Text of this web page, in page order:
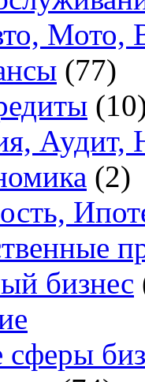
Мото,
(77)
Аудит,
(2)
бизнес